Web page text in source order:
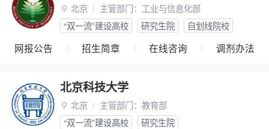
 北京 主管部门： 工业与信息化部
“双一流”建设高校
研究生院 自划线院校
网报公告 招生简章 在线咨询 调剂办法
北京科技大学
 北京 主管部门： 教育部
“双一流”建设高校
研究生院